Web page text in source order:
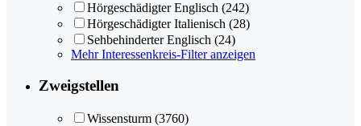
Hörgeschädigter Englisch (242)
Hörgeschädigter Italienisch (28)
Sehbehinderter Englisch (24)
Mehr Interessenkreis-Filter anzeigen
Zweigstellen
Wissensturm (3760)